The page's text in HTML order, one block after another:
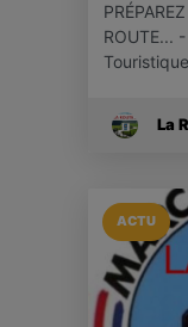
ROUTE...
La
ACTU